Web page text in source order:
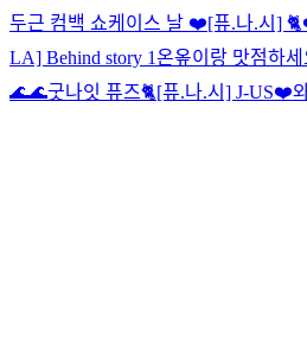
두근 컴백 쇼케이스 날 ❤️[퓨.나.시]
LA] Behind story 1온옾이랑 맛점하
🌊🌊굿나잇 퓨즈🐈[퓨.나.시] J-US❤️